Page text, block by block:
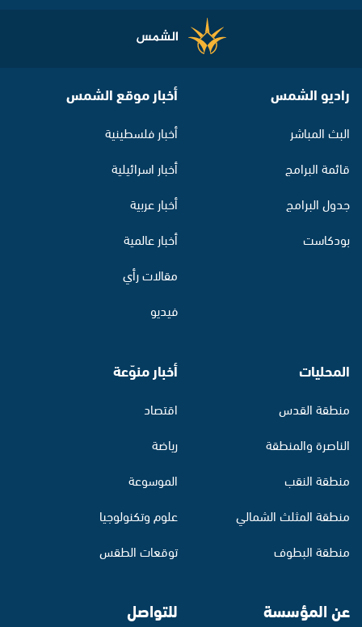
راديو الشمس
البث المباشر
قائمة البرامج
جدول البرامج
بودكاست
أخبار موقع الشمس
أخبار فلسطينية
أخبار اسرائيلية
أخبار عربية
أخبار عالمية
مقالات رأي
فيديو
المحليات
منطقة القدس
الناصرة والمنطقة
منطقة النقب
منطقة المثلث الشمالي
منطقة البطوف
أخبار منوّعة
اقتصاد
رياضة
الموسوعة
علوم وتكنولوجيا
توقعات الطقس
عن المؤسسة للتواصل